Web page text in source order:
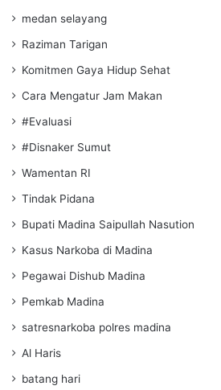
medan selayang
Raziman Tarigan
Komitmen Gaya Hidup Sehat
Cara Mengatur Jam Makan
#Evaluasi
#Disnaker Sumut
Wamentan RI
Tindak Pidana
Bupati Madina Saipullah Nasution
Kasus Narkoba di Madina
Pegawai Dishub Madina
Pemkab Madina
satresnarkoba polres madina
Al Haris
batang hari